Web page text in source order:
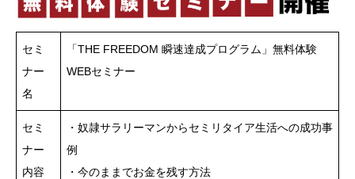
セミ
ナー
名
「THE FREEDOM 瞬速達成プログラム」無料体験
WEBセミナー
セミ
ナー
内容
・奴隷サラリーマンからセミリタイア生活への成功事
例
・今のままでお金を残す方法